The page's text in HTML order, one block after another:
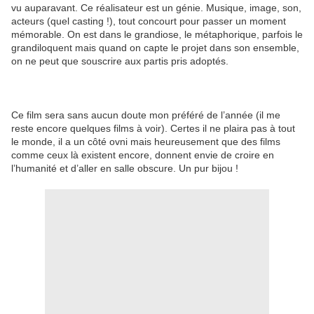
vu auparavant. Ce réalisateur est un génie. Musique, image, son,
acteurs (quel casting !), tout concourt pour passer un moment
mémorable. On est dans le grandiose, le métaphorique, parfois le
grandiloquent mais quand on capte le projet dans son ensemble,
on ne peut que souscrire aux partis pris adoptés.
Ce film sera sans aucun doute mon préféré de l’année (il me
reste encore quelques films à voir). Certes il ne plaira pas à tout
le monde, il a un côté ovni mais heureusement que des films
comme ceux là existent encore, donnent envie de croire en
l’humanité et d’aller en salle obscure. Un pur bijou !